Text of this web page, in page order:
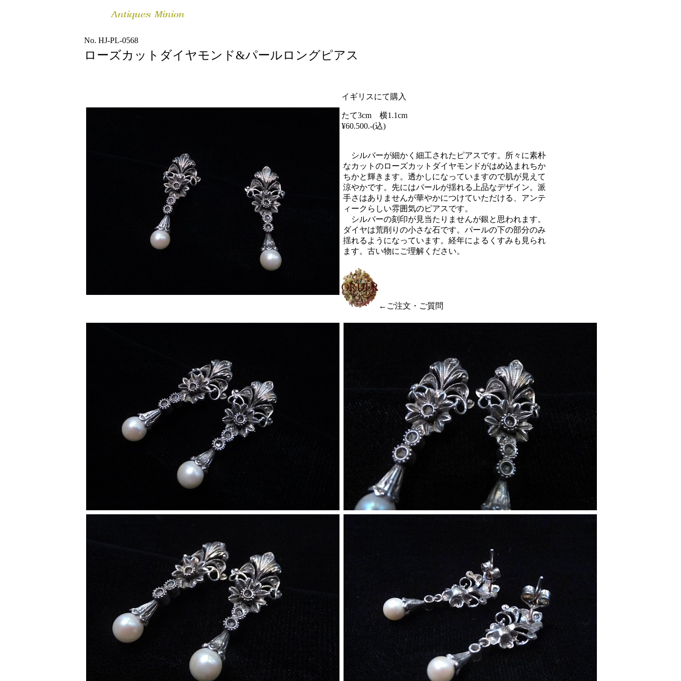
No. HJ-PL-0568
ローズカットダイヤモンド&パールロングピアス
イギリスにて購入
たて3cm 横1.1cm
¥60.500.-(込)
シルバーが細かく細工されたピアスです。所々に素朴
なカットのローズカットダイヤモンドがはめ込まれちか
ちかと輝きます。透かしになっていますので肌が見えて
涼やかです。先にはパールが揺れる上品なデザイン。派
手さはありませんが華やかにつけていただける、アンテ
ィークらしい雰囲気のピアスです。
シルバーの刻印が見当たりませんが銀と思われます。
ダイヤは荒削りの小さな石です。パールの下の部分のみ
揺れるようになっています。経年によるくすみも見られ
ます。古い物にご理解ください。
←ご注文・ご質問